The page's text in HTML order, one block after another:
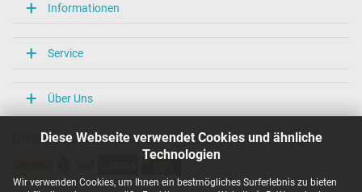
Diese Webseite verwendet Cookies und ähnliche
Technologien
Wir verwenden Cookies, um Ihnen ein bestmögliches Surferlebnis zu bieten
Informationen
Service
Über Uns
Unsere Versandarten